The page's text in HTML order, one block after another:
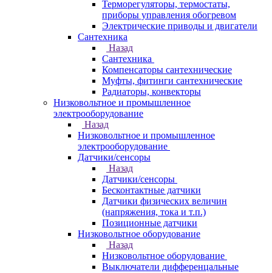
Терморегуляторы, термостаты,
приборы управления обогревом
Электрические приводы и двигатели
Сантехника
Назад
Сантехника
Компенсаторы сантехнические
Муфты, фитинги сантехнические
Радиаторы, конвекторы
Низковольтное и промышленное
электрооборудование
Назад
Низковольтное и промышленное
электрооборудование
Датчики/сенсоры
Назад
Датчики/сенсоры
Бесконтактные датчики
Датчики физических величин
(напряжения, тока и т.п.)
Позиционные датчики
Низковольтное оборудование
Назад
Низковольтное оборудование
Выключатели дифференцальные